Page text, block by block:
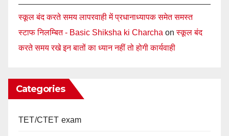
स्कूल बंद करते समय लापरवाही में प्रधानाध्यापक समेत समस्त
स्टाफ निलम्बित - Basic Shiksha ki Charcha onस्कूल बंद
करते समय रखे इन बातों का ध्यान नहीं तो होगी कार्यवाही
Categories
TET/CTET exam